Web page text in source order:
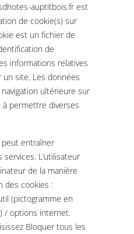
auptitbois.fr est
de cookie(s) sur
est un fichier de
de
informations relatives
un site. Les données
ultérieure sur
permettre diverses
peut entraîner
services. L’utilisateur
de la manière
des cookies :
(pictogramme en
/ options internet.
Bloquer tous les